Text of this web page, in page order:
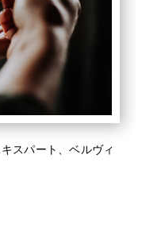
スパート、ベルヴィ